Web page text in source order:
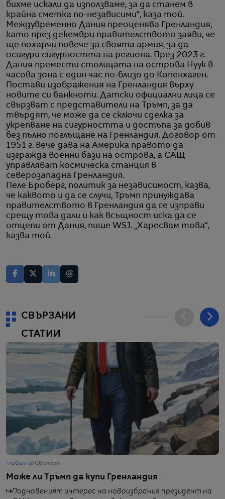
бихме искали да използваме, за да станем в
крайна сметка по-независими“, каза той.
Междувременно Дания преоценява Гренландия,
като през декември правителството заяви, че
ще похарчи повече за своята армия, за да
осигури сигурността на региона. През 2023 г.
Дания премести столицата на острова Нуук в
часова зона с един час по-близо до Копенхаген.
Постави изображения на Гренландия върху
новите си банкноти. Датски официални лица се
свързват с представители на Тръмп, за да
твърдят, че може да се сключи сделка за
укрепване на сигурността и достъпа за добив
без пълно поглъщане на Гренландия. Договор от
1951 г. вече дава на Америка правото да
изгражда военни бази на острова, а САЩ
управляват космическа станция в
северозападна Гренландия.
Пеле Броберг, политик за независимост, казва,
че каквото и да се случи, Тръмп принуждава
правителството в Гренландия да се изправи
срещу това дали и как всъщност иска да се
отцепи от Дания, пише WSJ. „Харесвам това“,
казва той.
СВЪРЗАНИ
СТАТИИ
Глобално/Светът
Може ли Тръмп да купи Гренландия
Подновеният интерес на новоизбрания президент на